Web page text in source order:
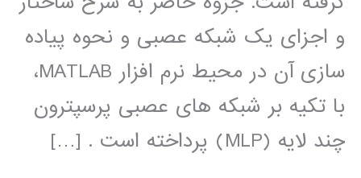
و اجزای یک شبکه عصبی و نحوه پیاده
سازی آن در محیط نرم افزار MATLAB،
با تکیه بر شبکه های عصبی پرسپترون
چند لایه (MLP) پرداخته است . […]